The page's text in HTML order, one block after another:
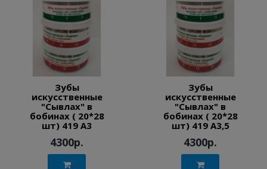
Зубы
искусственные
"Сывлах" в
бобинах ( 20*28
шт) 419 A3
4300р.
Зубы
искусственные
"Сывлах" в
бобинах ( 20*28
шт) 419 A3,5
4300р.